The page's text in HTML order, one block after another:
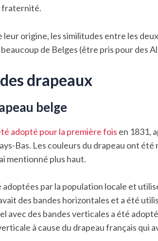
fraternité.
origine, les similitudes entre les
de Belges (être pris pour des
drapeaux
belge
adopté pour la première fois en 1831,
Bas. Les couleurs du drapeau ont
mentionné plus haut.
par la population locale et
des bandes horizontales et a été
avec des bandes verticales a été
à cause du drapeau français qui